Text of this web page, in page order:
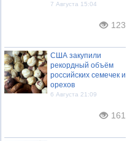
7 Августа 15:04
123
США закупили
рекордный объём
российских семечек и
орехов
6 Августа 21:09
161